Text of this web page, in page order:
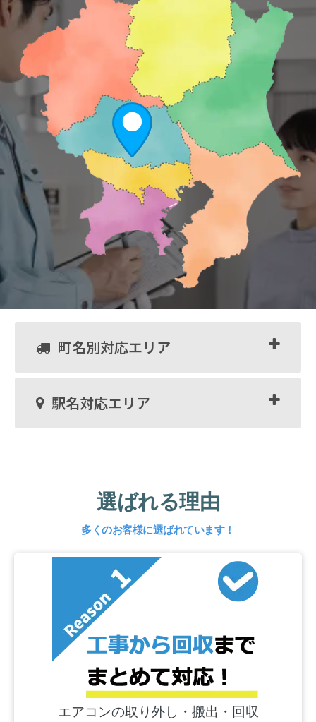
町名別対応エリア
駅名対応エリア
選ばれる理由
多くのお客様に選ばれています！
エアコンの取り外し・搬出・回収